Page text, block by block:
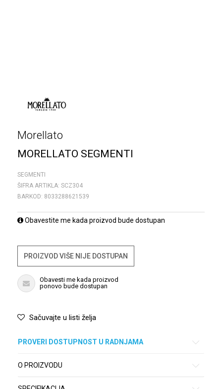
Morellato
MORELLATO SEGMENTI
SEGMENTI
ŠIFRA ARTIKLA: SCZ304
BARKOD: 8033288621539
Obavestite me kada proizvod bude dostupan
PROIZVOD VIŠE NIJE DOSTUPAN
Obavesti me kada proizvod
ponovo bude dostupan
Sačuvajte u listi želja
PROVERI DOSTUPNOST U RADNJAMA
O PROIZVODU